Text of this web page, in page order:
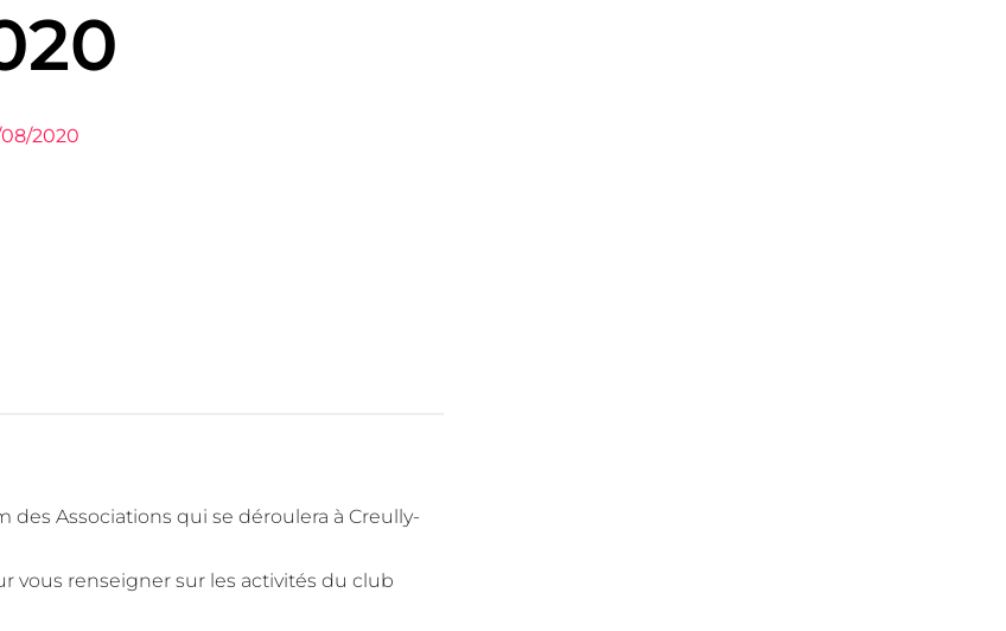
2020
Associations qui se déroulera à Creully-
vous renseigner sur les activités du club